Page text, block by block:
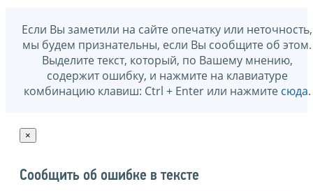
Если Вы заметили на сайте опечатку или неточность,
мы будем признательны, если Вы сообщите об этом.
Выделите текст, который, по Вашему мнению,
содержит ошибку, и нажмите на клавиатуре
комбинацию клавиш: Ctrl + Enter или нажмите сюда.
×
Сообщить об ошибке в тексте